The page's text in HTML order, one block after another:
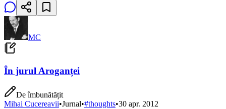
MC
În jurul Aroganței
De îmbunătățit
Mihai Cucereavii•Jurnal•#thoughts•30 apr. 2012